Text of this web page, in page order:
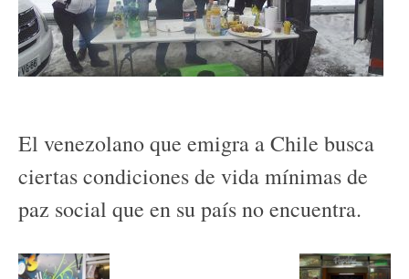
El venezolano que emigra a Chile busca
ciertas condiciones de vida mínimas de
paz social que en su país no encuentra.